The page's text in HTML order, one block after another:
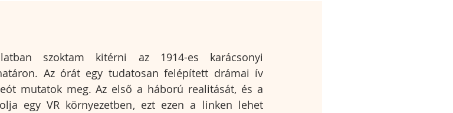
szoktam kitérni az 1914-es karácsonyi
Az órát egy tudatosan felépített drámai ív
mutatok meg. Az első a háború realitását, és a
egy VR környezetben, ezt ezen a linken lehet